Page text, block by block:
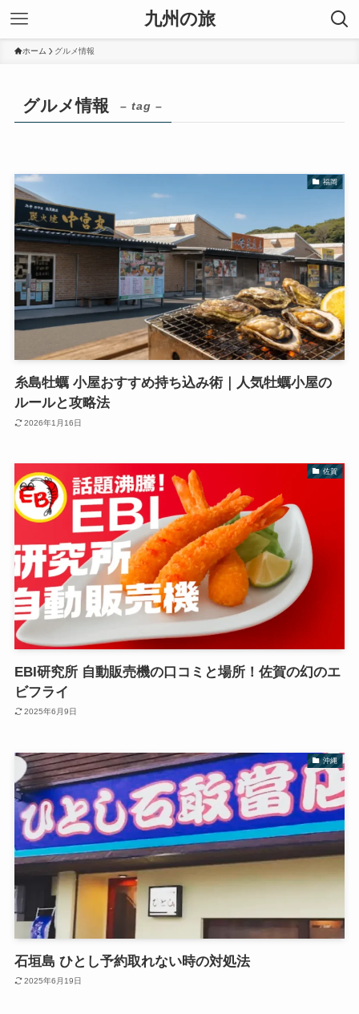
九州の旅
ホーム グルメ情報
グルメ情報 – tag –
福岡
糸島牡蠣 小屋おすすめ持ち込み術｜人気牡蠣小屋の
ルールと攻略法
2026年1月16日
佐賀
EBI研究所 自動販売機の口コミと場所！佐賀の幻のエ
ビフライ
2025年6月9日
沖縄
石垣島 ひとし予約取れない時の対処法
2025年6月19日